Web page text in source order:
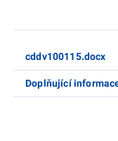
cddv100115.docx
Doplňující